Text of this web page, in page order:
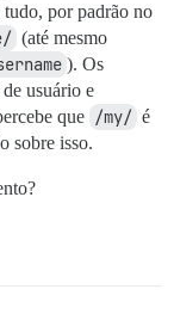
tudo, por padrão no
(até mesmo
). Os
usuário e
que /my/ é
sobre isso.